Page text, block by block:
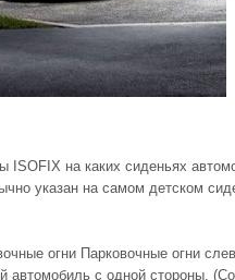
ISOFIX на каких сиденьях
указан на самом детском
огни Парковочные огни
автомобиль с одной стороны.